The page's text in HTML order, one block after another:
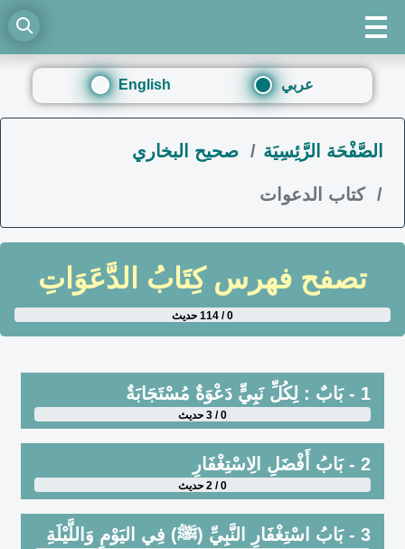
English عربي
الصَّفْحَة الرَّئِسِيَة صحيح البخاري
كتاب الدعوات
تصفح فهرسكِتَابُ الدَّعَوَاتِ
0 / 114 حديث
1 - بَابٌ : لِكُلِّ نَبِيٍّ دَعْوَةٌ مُسْتَجَابَةٌ
0 / 3 حديث
2 - بَابُ أَفْضَلِ الِاسْتِغْفَارِ
0 / 2 حديث
3 - بَابُ اسْتِغْفَارِ النَّبِيِّ (ﷺ) فِي اليَوْمِ وَاللَّيْلَةِ